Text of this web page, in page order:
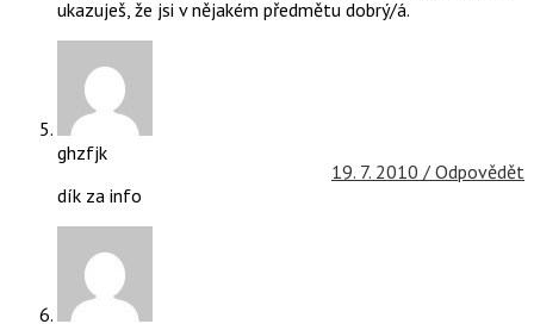
ukazuješ, že jsi v nějakém předmětu dobrý/á.
ghzfjk
19. 7. 2010 / Odpovědět
dík za info